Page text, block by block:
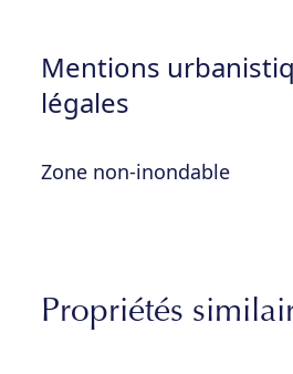
Mentions
légales
Zone non-inondable
Propriétés